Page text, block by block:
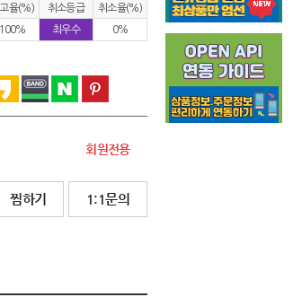
율(%) 취소등급
취소율(%)
100% 최우수 0%
회원전용
찜하기 1:1문의